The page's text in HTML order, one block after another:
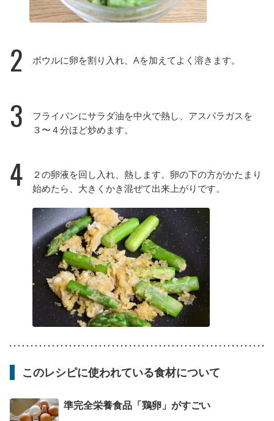
2 ボウルに卵を割り入れ、Aを加えてよく溶きます。
3
フライパンにサラダ油を中火で熱し、アスパラガスを
３〜４分ほど炒めます。
4
２の卵液を回し入れ、熱します。卵の下の方がかたまり
始めたら、大きくかき混ぜて出来上がりです。
このレシピに使われている食材について
準完全栄養食品「鶏卵」がすごい